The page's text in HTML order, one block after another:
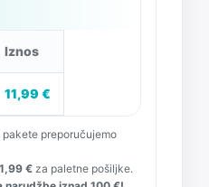
Iznos
11,99 €
preporučujemo
€za paletne pošiljke.